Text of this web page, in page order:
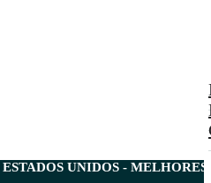
ESTADOS UNIDOS - MELHORES